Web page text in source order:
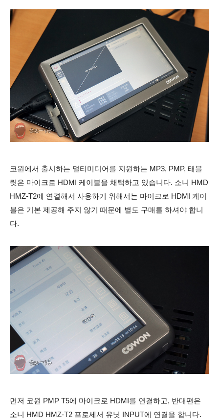
코원에서 출시하는 멀티미디어를 지원하는 MP3, PMP, 태블
릿은 마이크로 HDMI 케이블을 채택하고 있습니다. 소니 HMD
HMZ-T2에 연결해서 사용하기 위해서는 마이크로 HDMI 케이
블은 기본 제공해 주지 않기 때문에 별도 구매를 하셔야 합니
다.
먼저 코원 PMP T5에 마이크로 HDMI를 연결하고, 반대편은
소니 HMD HMZ-T2 프로세서 유닛 INPUT에 연결을 합니다.